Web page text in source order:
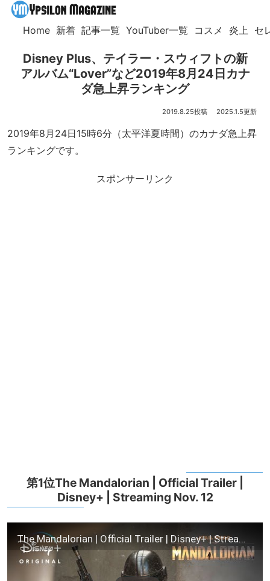
Home 新着 記事一覧 YouTuber一覧 コスメ 炎上 セ
Disney Plus、テイラー・スウィフトの新
アルバム“Lover”など2019年8月24日カナ
ダ急上昇ランキング
2019.8.25 2025.1.5
2019年8月24日15時6分（太平洋夏時間）のカナダ急上昇
ランキングです。
スポンサーリンク
第1位The Mandalorian | Official Trailer |
Disney+ | Streaming Nov. 12
The Mandalorian | Official Trailer | Disney+ | Streaming Nov. 12